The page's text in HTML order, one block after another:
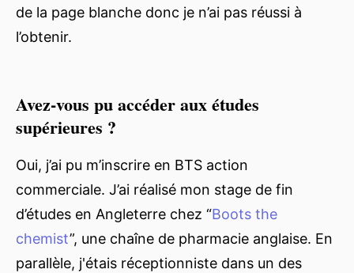
de la page blanche donc je n’ai pas réussi à
l’obtenir.
Avez-vous pu accéder aux études
supérieures ?
Oui, j’ai pu m’inscrire en BTS action
commerciale. J’ai réalisé mon stage de fin
d’études en Angleterre chez “Boots the
chemist”, une chaîne de pharmacie anglaise. En
parallèle, j'étais réceptionniste dans un des